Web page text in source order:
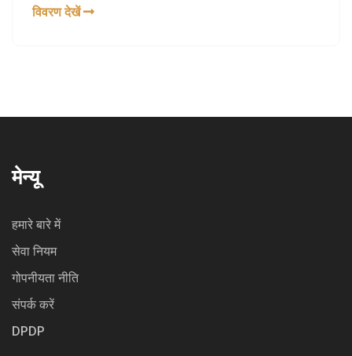
विवरण देखें
मेन्यू
हमारे बारे में
सेवा नियम
गोपनीयता नीति
संपर्क करें
DPDP